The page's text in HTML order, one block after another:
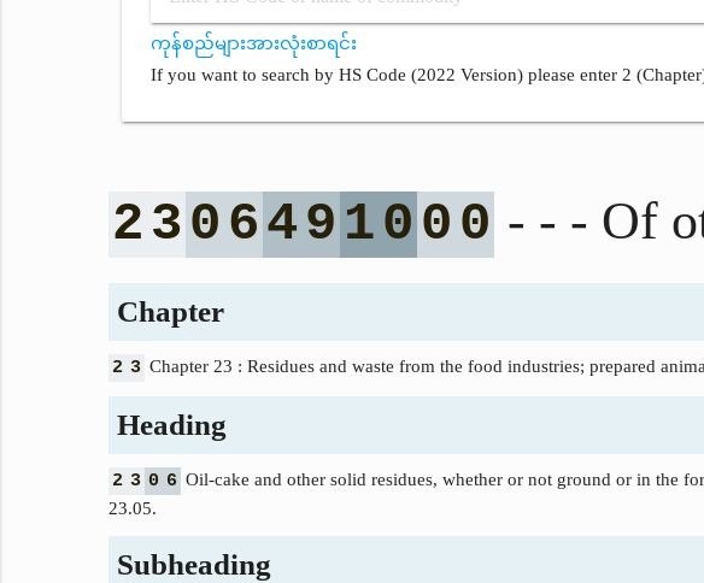
ကုန်စည်များအားလုံးစာရင်း
If you want to search by HS Code (2022 Version) please enter 2
2 30 649 10 0 0 - - - Of
Chapter
2 3 Chapter 23 : Residues and waste from the food industries; prepared
Heading
2 3 0 6 Oil-cake and other solid residues, whether or not ground or in the
23.05.
Subheading